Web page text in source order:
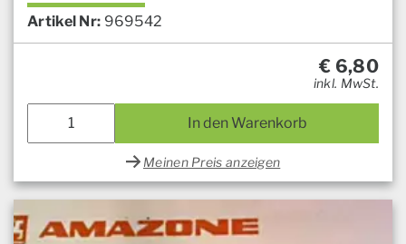
Artikel Nr: 969542
€ 6,80
inkl. MwSt.
In den Warenkorb
Meinen Preis anzeigen